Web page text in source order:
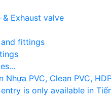
Exhaust valve
fittings
Nhựa PVC, Clean PVC,
is only available in